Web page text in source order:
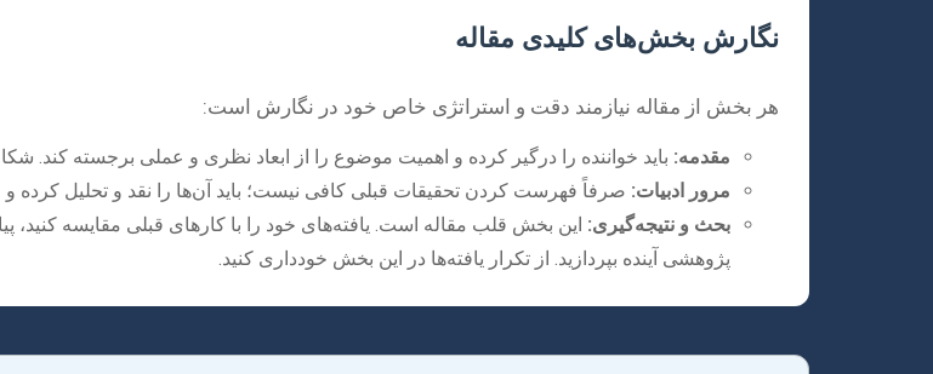
نگارش بخش‌های کلیدی مقاله
هر بخش از مقاله نیازمند دقت و استراتژی خاص خود در نگارش است:
مقدمه: باید خواننده را درگیر کرده و اهمیت موضوع را از ابعاد نظری و عملی برجسته کند.
مرور ادبیات: صرفاً فهرست کردن تحقیقات قبلی کافی نیست؛ باید آن‌ها را نقد و تحلیل کرده و
بحث و نتیجه‌گیری: این بخش قلب مقاله است. یافته‌های خود را با کارهای قبلی مقایسه کنید،
پژوهشی آینده بپردازید. از تکرار یافته‌ها در این بخش خودداری کنید.